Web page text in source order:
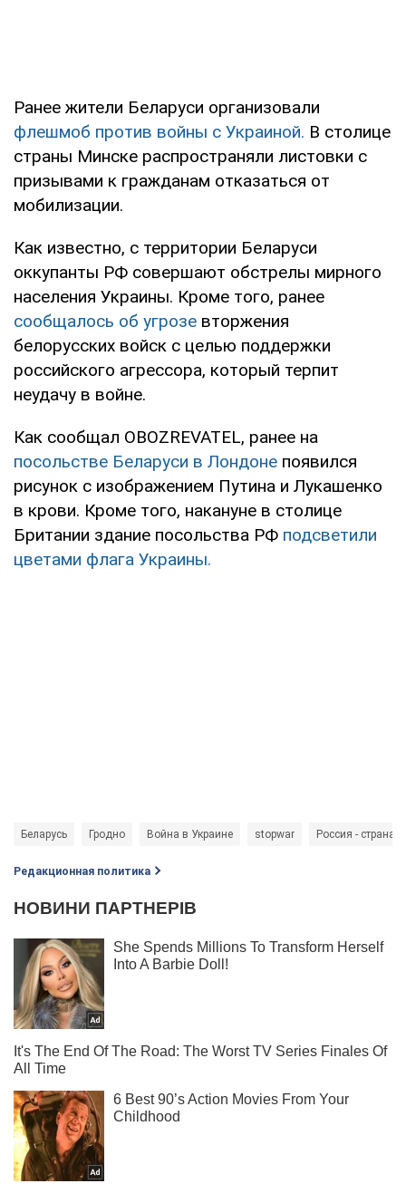
Ранее жители Беларуси организовали
флешмоб против войны с Украиной. В столице
страны Минске распространяли листовки с
призывами к гражданам отказаться от
мобилизации.
Как известно, с территории Беларуси
оккупанты РФ совершают обстрелы мирного
населения Украины. Кроме того, ранее
сообщалось об угрозе вторжения
белорусских войск с целью поддержки
российского агрессора, который терпит
неудачу в войне.
Как сообщал OBOZREVATEL, ранее на
посольстве Беларуси в Лондоне появился
рисунок с изображением Путина и Лукашенко
в крови. Кроме того, накануне в столице
Британии здание посольства РФ подсветили
цветами флага Украины.
Беларусь Гродно Война в Украине stopwar Россия - страна-
Редакционная политика